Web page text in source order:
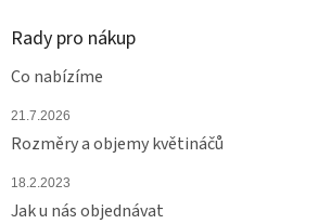
Rady pro nákup
Co nabízíme
21.7.2026
Rozměry a objemy květináčů
18.2.2023
Jak u nás objednávat